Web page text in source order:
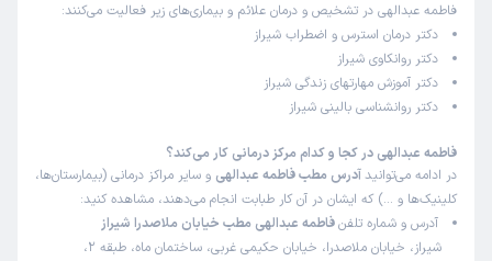
فاطمه عبدالهی در تشخیص و درمان علائم و بیماری‌های زیر فعالیت می‌کنند:
دکتر درمان استرس و اضطراب شیراز
دکتر روانکاوی شیراز
دکتر آموزش مهارتهای زندگی شیراز
دکتر روانشناسی بالینی شیراز
فاطمه عبدالهی در کجا و کدام مرکز درمانی کار می‌کند؟
در ادامه می‌توانید آدرس مطب فاطمه عبدالهی و سایر مراکز درمانی (بیمارستان‌ها،
کلینیک‌ها و …) که ایشان در آن کار طبابت انجام می‌دهند، مشاهده کنید:
آدرس و شماره تلفنفاطمه عبدالهی مطب خیابان ملاصدرا شیراز
شیراز، خیابان ملاصدرا، خیابان حکیمی غربی، ساختمان ماه، طبقه 2،